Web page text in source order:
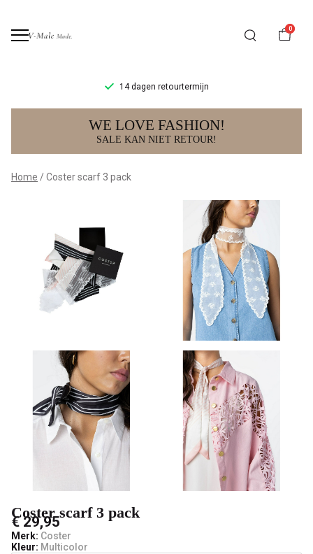
0
14 dagen retourtermijn
Coster
scarf
3
male
mode
WE LOVE FASHION!
SALE KAN NIET RETOUR!
Home Coster scarf 3 pack
Coster scarf 3 pack
€ 29,95
Merk: Coster
Kleur: Multicolor